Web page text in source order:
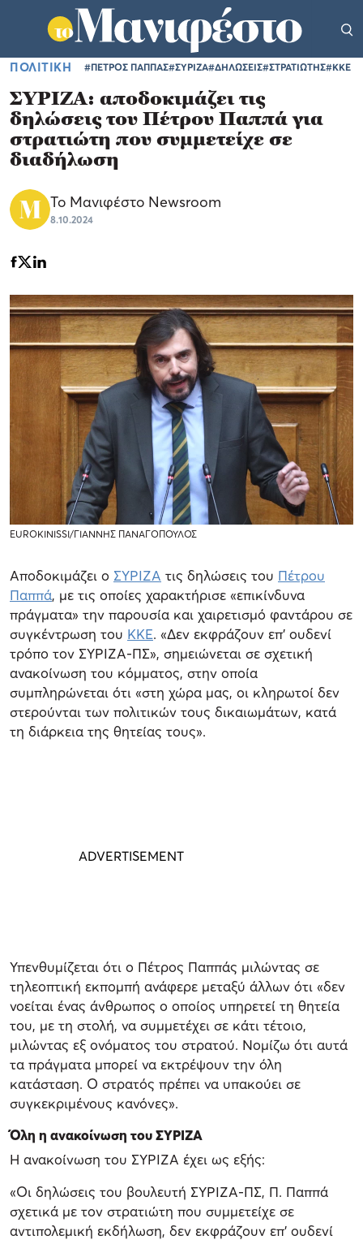
ΠΟΛΙΤΙΚΗ #ΠΕΤΡΟΣ ΠΑΠΠΑΣ#ΣΥΡΙΖΑ#ΔΗΛΩΣΕΙΣ#ΣΤΡΑΤΙΩΤΗΣ#ΚΚΕ
ΣΥΡΙΖΑ: αποδοκιμάζει τις
δηλώσεις του Πέτρου Παππά για
στρατιώτη που συμμετείχε σε
διαδήλωση
Το Μανιφέστο Newsroom
8.10.2024
EUROKINISSI/ΓΙΑΝΝΗΣ ΠΑΝΑΓΟΠΟΥΛΟΣ
Αποδοκιμάζει ο ΣΥΡΙΖΑ τις δηλώσεις του Πέτρου
Παππά, με τις οποίες χαρακτήρισε «επικίνδυνα
πράγματα» την παρουσία και χαιρετισμό φαντάρου σε
συγκέντρωση του ΚΚΕ. «Δεν εκφράζουν επ' ουδενί
τρόπο τον ΣΥΡΙΖΑ-ΠΣ», σημειώνεται σε σχετική
ανακοίνωση του κόμματος, στην οποία
συμπληρώνεται ότι «στη χώρα μας, οι κληρωτοί δεν
στερούνται των πολιτικών τους δικαιωμάτων, κατά
τη διάρκεια της θητείας τους».
Υπενθυμίζεται ότι ο Πέτρος Παππάς μιλώντας σε
τηλεοπτική εκπομπή ανάφερε μεταξύ άλλων ότι «δεν
νοείται ένας άνθρωπος ο οποίος υπηρετεί τη θητεία
του, με τη στολή, να συμμετέχει σε κάτι τέτοιο,
μιλώντας εξ ονόματος του στρατού. Νομίζω ότι αυτά
τα πράγματα μπορεί να εκτρέψουν την όλη
κατάσταση. Ο στρατός πρέπει να υπακούει σε
συγκεκριμένους κανόνες».
Όλη η ανακοίνωση του ΣΥΡΙΖΑ
Η ανακοίνωση του ΣΥΡΙΖΑ έχει ως εξής:
«Οι δηλώσεις του βουλευτή ΣΥΡΙΖΑ-ΠΣ, Π. Παππά
σχετικά με τον στρατιώτη που συμμετείχε σε
αντιπολεμική εκδήλωση, δεν εκφράζουν επ’ ουδενί